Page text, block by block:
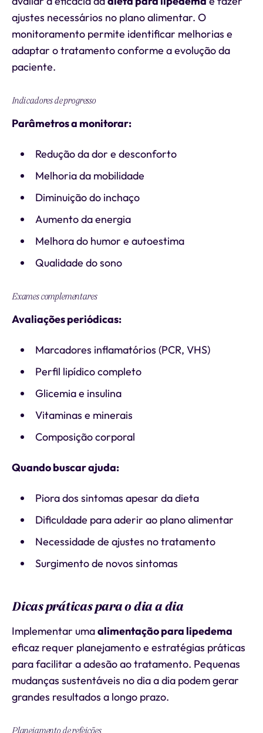
ajustes necessários no plano alimentar. O
monitoramento permite identificar melhorias e
adaptar o tratamento conforme a evolução da
paciente.
Indicadores de progresso
Parâmetros a monitorar:
Redução da dor e desconforto
Melhoria da mobilidade
Diminuição do inchaço
Aumento da energia
Melhora do humor e autoestima
Qualidade do sono
Exames complementares
Avaliações periódicas:
Marcadores inflamatórios (PCR, VHS)
Perfil lipídico completo
Glicemia e insulina
Vitaminas e minerais
Composição corporal
Quando buscar ajuda:
Piora dos sintomas apesar da dieta
Dificuldade para aderir ao plano alimentar
Necessidade de ajustes no tratamento
Surgimento de novos sintomas
Dicas práticas para o dia a dia
Implementar umaalimentação para lipedema
eficaz requer planejamento e estratégias práticas
para facilitar a adesão ao tratamento. Pequenas
mudanças sustentáveis no dia a dia podem gerar
grandes resultados a longo prazo.